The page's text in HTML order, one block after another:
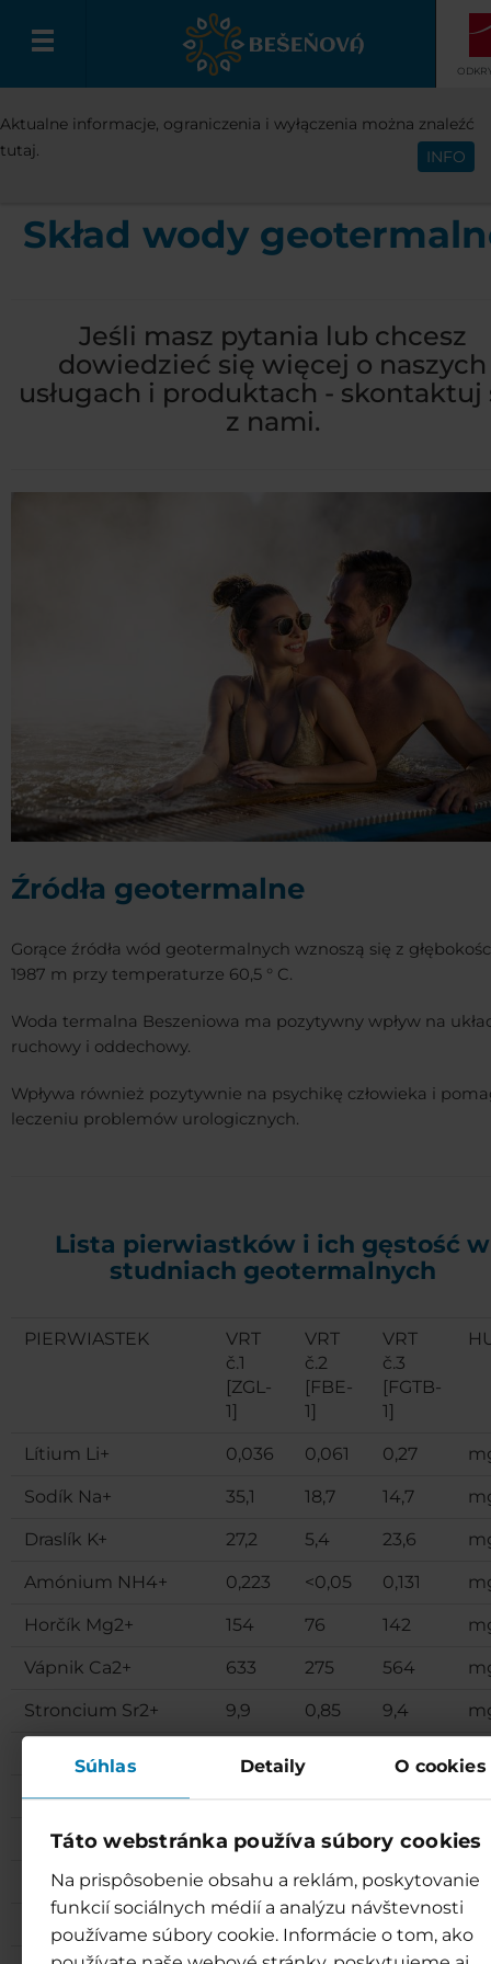
Súhlas Detaily O cookies
Táto webstránka používa súbory cookies
Na prispôsobenie obsahu a reklám, poskytovanie
funkcií sociálnych médií a analýzu návštevnosti
používame súbory cookie. Informácie o tom, ako
Polski
WITAJ BEŠEŇOVÁ WODA W
Skład wody
Jeśli masz pytania lub chcesz
dowiedzieć się więcej o naszych
usługach i produktach - skontaktuj
z nami.
Źródła geotermalne
Gorące źródła wód geotermalnych wznoszą się z
1987 m przy temperaturze 60,5 ° C.
Woda termalna Beszeniowa ma pozytywny wpływ na
ruchowy i oddechowy.
Wpływa również pozytywnie na psychikę człowieka i
leczeniu problemów urologicznych.
Lista pierwiastków i ich gęstość w
studniach geotermalnych
PIERWIASTEK
VRT
č.1
[ZGL-
1]
VRT
č.2
[FBE-
1]
VRT
č.3
[FGTB-
1]
Lítium Li+ 0,036 0,061 0,27
Sodík Na+ 35,1 18,7 14,7
Draslík K+ 27,2 5,4 23,6
Amónium NH4+ 0,223 <0,05 0,131
Horčík Mg2+ 154 76 142
Vápnik Ca2+ 633 275 564
Stroncium Sr2+ 9,9 0,85 9,4
Mangán Mn2+ 0,14 0,016 0,031
Bárium Ba2+ 0,033 0,044 0,037
Hliník Al3+ 0,88 0,043 <0,020
Fluoridy F- 1,66 0,291 1,77
Aktualne informacje, ograniczenia i wyłączenia można znaleźć
tutaj.
INFO